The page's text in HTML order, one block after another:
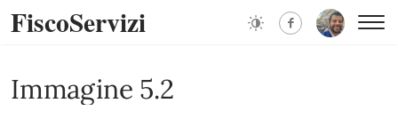
FiscoServizi
Immagine 5.2